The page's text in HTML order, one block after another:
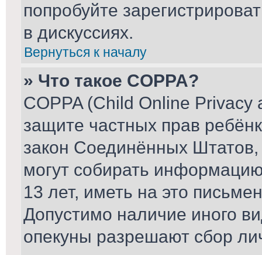
попробуйте
в дискуссиях.
Вернуться к началу
» Что такое COPPA?
COPPA (Child Online Privacy
защите частных прав
закон Соединённых
могут собирать
13 лет, иметь на это
Допустимо наличие иного
опекуны разрешают сбор